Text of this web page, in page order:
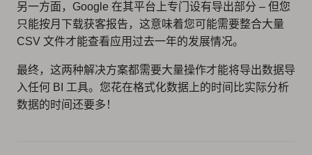
另一方面，Google 在其平台上专门设有导出部分 – 但您
只能按月下载获客报告，这意味着您可能需要整合大量
CSV 文件才能查看应用过去一年的发展情况。
最终，这两种解决方案都需要大量操作才能将导出数据导
入任何 BI 工具。您花在格式化数据上的时间比实际分析
数据的时间还要多！